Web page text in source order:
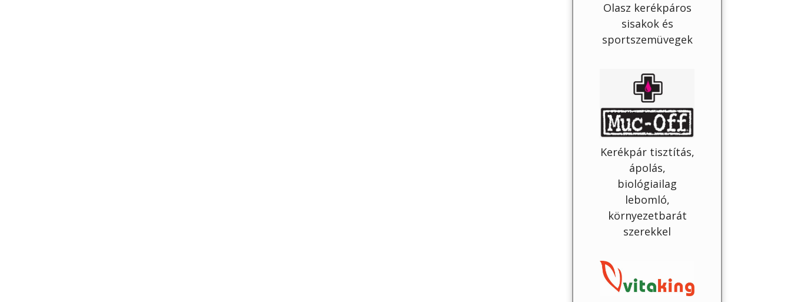
Olasz kerékpáros
sisakok és
sportszemüvegek
Kerékpár tisztítás,
ápolás,
biológiailag
lebomló,
környezetbarát
szerekkel